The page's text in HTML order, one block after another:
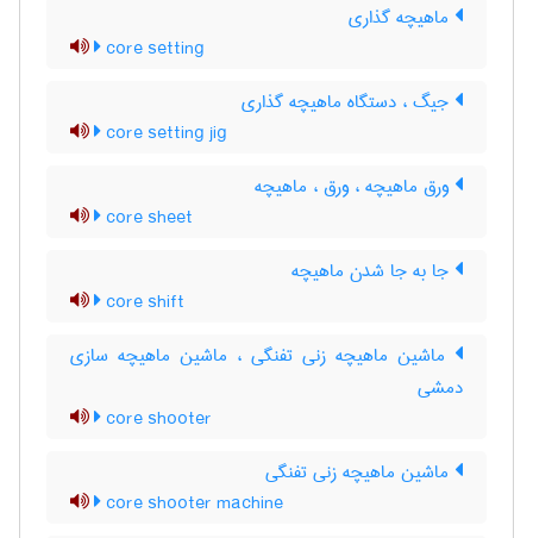
ماهیچه گذاری
core setting
جیگ ، دستگاه ماهیچه گذاری
core setting jig
ورق ماهیچه ، ورق ، ماهیچه
core sheet
جا به جا شدن ماهیچه
core shift
ماشین ماهیچه زنی تفنگی ، ماشین ماهیچه سازی
دمشی
core shooter
ماشین ماهیچه زنی تفنگی
core shooter machine